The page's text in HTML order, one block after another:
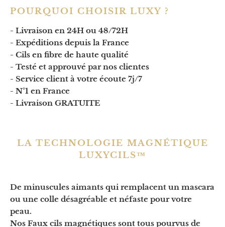
POURQUOI CHOISIR LUXY ?
- Livraison en 24H ou 48/72H
- Expéditions depuis la France
- Cils en fibre de haute qualité
- Testé et approuvé par nos clientes
- Service client à votre écoute 7j/7
- N°1 en France
- Livraison GRATUITE
LA TECHNOLOGIE MAGNÉTIQUE
LUXYCILS™
De minuscules aimants qui remplacent un mascara
ou une colle désagréable et néfaste pour votre
peau.
Nos Faux cils magnétiques sont tous pourvus de